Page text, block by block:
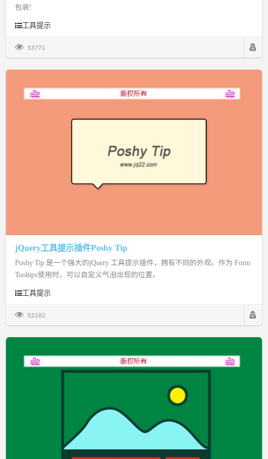
包装!
工具提示
53771
jQuery工具提示插件Poshy Tip
Poshy Tip 是一个强大的jQuery 工具提示插件，拥有不同的外观。作为 Form
Tooltips使用时，可以自定义气泡出现的位置。
工具提示
52182